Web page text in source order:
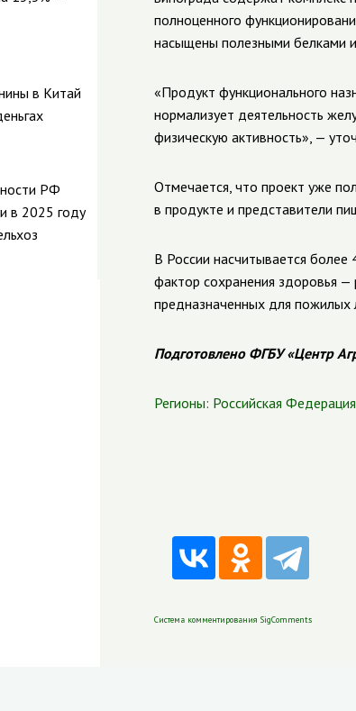
в Китай
РФ
в 2025 году
полноценного
насыщены полезными белками
«Продукт функционального
нормализует деятельность
физическую активность», —
Отмечается, что проект уже
в продукте и представители
В России насчитывается
фактор сохранения здоровья —
предназначенных для пожилых
Подготовлено ФГБУ «Центр
Регионы: Российская Федерация
Система комментирования SigComments